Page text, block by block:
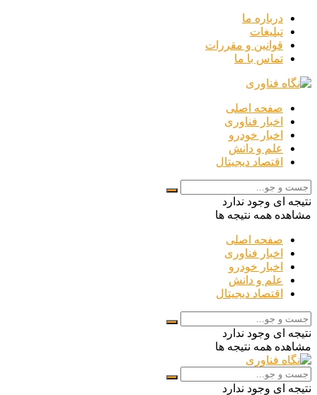
درباره ما
تبلیغات
قوانین و مقررات
تماس با ما
صفحه اصلی
اخبار فناوری
اخبار خودرو
علم و دانش
اقتصاد دیجیتال
نتیجه ای وجود ندارد
مشاهده همه نتیجه ها
صفحه اصلی
اخبار فناوری
اخبار خودرو
علم و دانش
اقتصاد دیجیتال
نتیجه ای وجود ندارد
مشاهده همه نتیجه ها
نتیجه ای وجود ندارد